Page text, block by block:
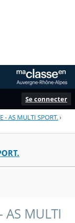
Se connecter
- AS MULTI SPORT.›
AS MULTI